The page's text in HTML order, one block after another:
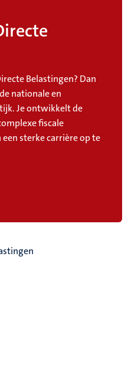
Belastingen? Dan
nationale en
Je ontwikkelt de
fiscale
sterke carrière op te